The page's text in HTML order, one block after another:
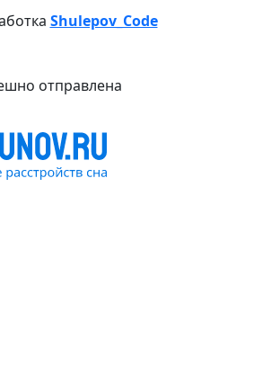
Shulepov_Code
отправлена